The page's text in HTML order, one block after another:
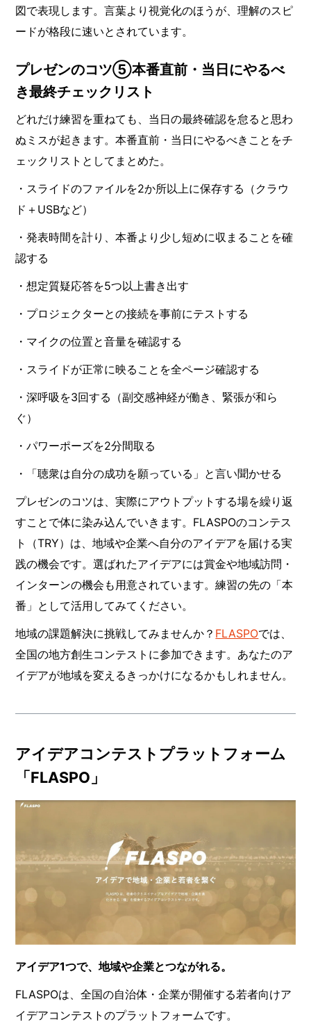
図で表現します。言葉より視覚化のほうが、理解のスピ
ードが格段に速いとされています。
プレゼンのコツ⑤本番直前・当日にやるべ
き最終チェックリスト
どれだけ練習を重ねても、当日の最終確認を怠ると思わ
ぬミスが起きます。本番直前・当日にやるべきことをチ
ェックリストとしてまとめた。
・スライドのファイルを2か所以上に保存する（クラウ
ド＋USBなど）
・発表時間を計り、本番より少し短めに収まることを確
認する
・想定質疑応答を5つ以上書き出す
・プロジェクターとの接続を事前にテストする
・マイクの位置と音量を確認する
・スライドが正常に映ることを全ページ確認する
・深呼吸を3回する（副交感神経が働き、緊張が和ら
ぐ）
・パワーポーズを2分間取る
・「聴衆は自分の成功を願っている」と言い聞かせる
プレゼンのコツは、実際にアウトプットする場を繰り返
すことで体に染み込んでいきます。FLASPOのコンテス
ト（TRY）は、地域や企業へ自分のアイデアを届ける実
践の機会です。選ばれたアイデアには賞金や地域訪問・
インターンの機会も用意されています。練習の先の「本
番」として活用してみてください。
地域の課題解決に挑戦してみませんか？ FLASPOでは、
全国の地方創生コンテストに参加できます。あなたのア
イデアが地域を変えるきっかけになるかもしれません。
アイデアコンテストプラットフォーム
「FLASPO」
アイデア1つで、地域や企業とつながれる。
FLASPOは、全国の自治体・企業が開催する若者向けア
イデアコンテストのプラットフォームです。